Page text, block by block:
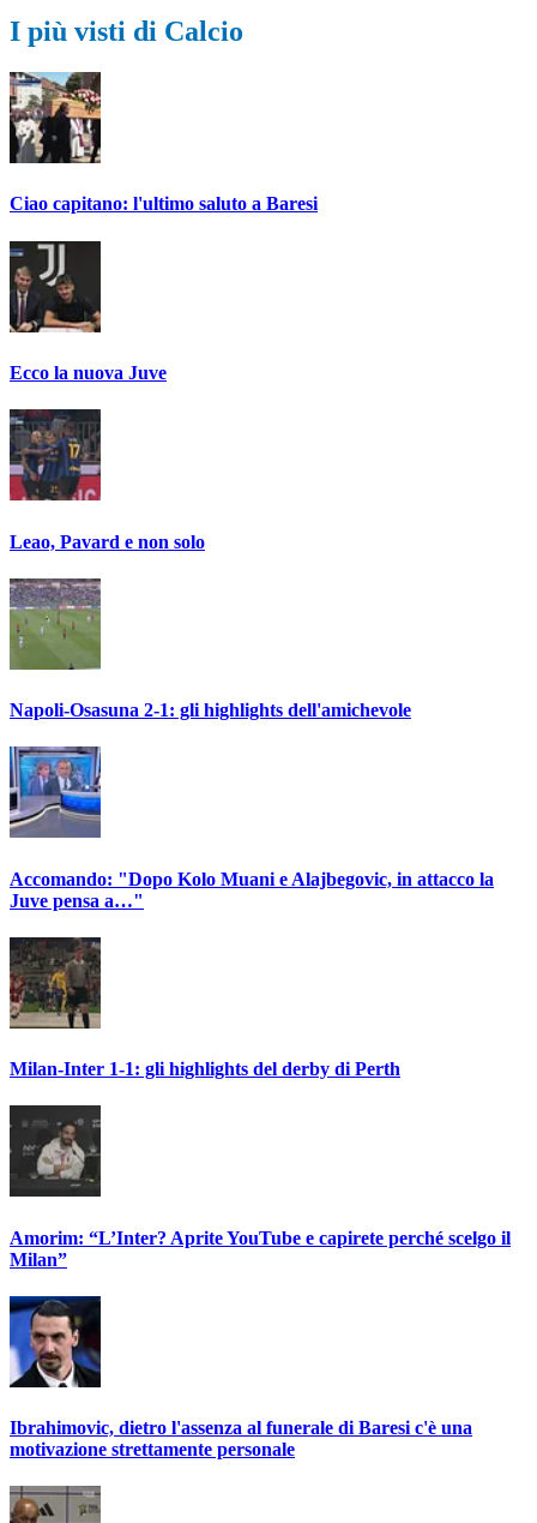
I più visti di Calcio
Ciao capitano: l'ultimo saluto a Baresi
Ecco la nuova Juve
Leao, Pavard e non solo
Napoli-Osasuna 2-1: gli highlights dell'amichevole
Accomando: "Dopo Kolo Muani e Alajbegovic, in attacco la
Juve pensa a…"
Milan-Inter 1-1: gli highlights del derby di Perth
Amorim: “L’Inter? Aprite YouTube e capirete perché scelgo il
Milan”
Ibrahimovic, dietro l'assenza al funerale di Baresi c'è una
motivazione strettamente personale